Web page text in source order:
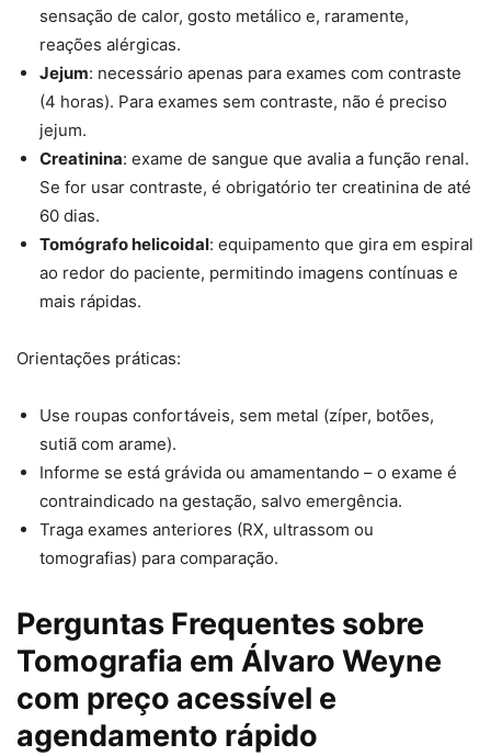
sensação de calor, gosto metálico e, raramente,
reações alérgicas.
Jejum: necessário apenas para exames com contraste
(4 horas). Para exames sem contraste, não é preciso
jejum.
Creatinina: exame de sangue que avalia a função renal.
Se for usar contraste, é obrigatório ter creatinina de até
60 dias.
Tomógrafo helicoidal: equipamento que gira em espiral
ao redor do paciente, permitindo imagens contínuas e
mais rápidas.
Orientações práticas:
Use roupas confortáveis, sem metal (zíper, botões,
sutiã com arame).
Informe se está grávida ou amamentando – o exame é
contraindicado na gestação, salvo emergência.
Traga exames anteriores (RX, ultrassom ou
tomografias) para comparação.
Perguntas Frequentes sobre
Tomografia em Álvaro Weyne
com preço acessível e
agendamento rápido